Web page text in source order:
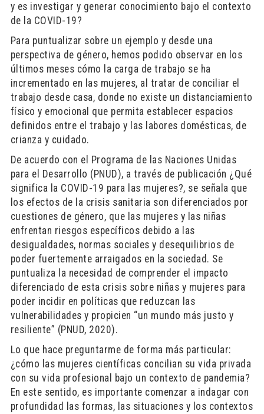
y es investigar y generar conocimiento bajo el contexto
de la COVID-19?
Para puntualizar sobre un ejemplo y desde una
perspectiva de género, hemos podido observar en los
últimos meses cómo la carga de trabajo se ha
incrementado en las mujeres, al tratar de conciliar el
trabajo desde casa, donde no existe un distanciamiento
físico y emocional que permita establecer espacios
definidos entre el trabajo y las labores domésticas, de
crianza y cuidado.
De acuerdo con el Programa de las Naciones Unidas
para el Desarrollo (PNUD), a través de publicación ¿Qué
significa la COVID-19 para las mujeres?, se señala que
los efectos de la crisis sanitaria son diferenciados por
cuestiones de género, que las mujeres y las niñas
enfrentan riesgos específicos debido a las
desigualdades, normas sociales y desequilibrios de
poder fuertemente arraigados en la sociedad. Se
puntualiza la necesidad de comprender el impacto
diferenciado de esta crisis sobre niñas y mujeres para
poder incidir en políticas que reduzcan las
vulnerabilidades y propicien “un mundo más justo y
resiliente” (PNUD, 2020).
Lo que hace preguntarme de forma más particular:
¿cómo las mujeres científicas concilian su vida privada
con su vida profesional bajo un contexto de pandemia?
En este sentido, es importante comenzar a indagar con
profundidad las formas, las situaciones y los contextos